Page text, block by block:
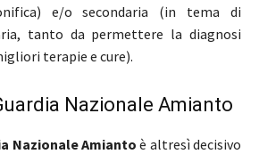
e/o secondaria (in tema di
tanto da permettere la diagnosi
terapie e cure).
Nazionale Amianto
Nazionale Amiantoè altresì decisivo